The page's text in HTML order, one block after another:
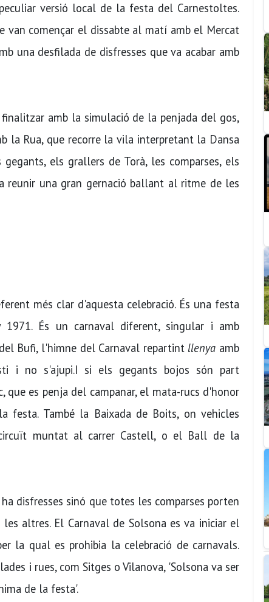
versió local de la festa del Carnestoltes.
començar el dissabte al matí amb el Mercat
una desfilada de disfresses que va acabar amb
amb la simulació de la penjada del gos,
la Rua, que recorre la vila interpretant la Dansa
els grallers de Torà, les comparses, els
reunir una gran gernació ballant al ritme de les
més clar d'aquesta celebració. És una festa
És un carnaval diferent, singular i amb
Bufi, l'himne del Carnaval repartint llenya amb
i no s'ajupi.I si els gegants bojos són part
es penja del campanar, el mata-rucs d'honor
festa. També la Baixada de Boits, on vehicles
muntat al carrer Castell, o el Ball de la
disfresses sinó que totes les comparses porten
altres. El Carnaval de Solsona es va iniciar el
la qual es prohibia la celebració de carnavals.
i rues, com Sitges o Vilanova, 'Solsona va ser
de la festa'.